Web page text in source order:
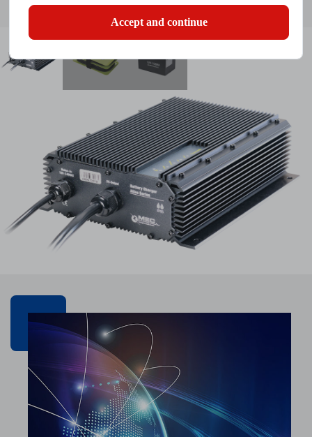
Accept and continue